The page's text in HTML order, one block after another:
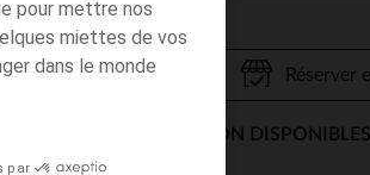
pour mettre nos
miettes de vos
dans le monde
par
Réserver
MODES DE LIVRAISON DISPONIBLES